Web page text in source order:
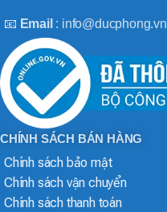
📧 Email : info@ducphong.vn
CHÍNH SÁCH BÁN HÀNG
Chính sách bảo mật
Chính sách vận chuyển
Chính sách thanh toán